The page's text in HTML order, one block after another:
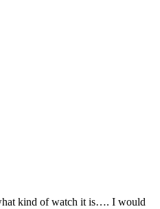
kind of watch it is…. I would